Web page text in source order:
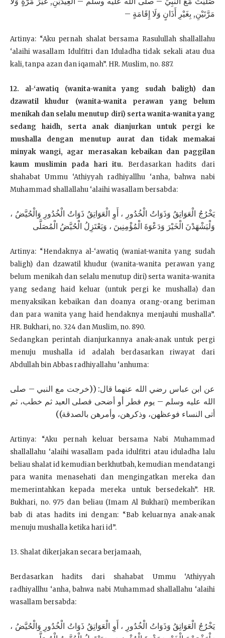
مَرَّتَيْنِ, بِغَيْرِ أَذَانٍ وَلَا إِقَامَةٍ –
Artinya: “Aku pernah shalat bersama Rasulullah shallallahu
‘alaihi wasallam Idulfitri dan Iduladha tidak sekali atau dua
kali, tanpa azan dan iqamah”. HR. Muslim, no. 887.
12. al-‘awatiq (wanita-wanita yang sudah baligh) dan
dzawatil khudur (wanita-wanita perawan yang belum
menikah dan selalu menutup diri) serta wanita-wanita yang
sedang haidh, serta anak dianjurkan untuk pergi ke
mushalla dengan menutup aurat dan tidak memakai
minyak wangi, agar merasakan kebaikan dan paggilan
kaum muslimin pada hari itu. Berdasarkan hadits dari
shahabat Ummu ‘Athiyyah radhiyallhu ‘anha, bahwa nabi
Muhammad shallallahu ‘alaihi wasallam bersabda:
يَخْرُجُ الْعَوَاتِقُ وَذَوَاتُ الْخُدُورِ ، أَوِ الْعَوَاتِقُ ذَوَاتُ الْخُدُورِ وَالْحُيَّضُ ،
وَلْيَشْهَدْنَ الْخَيْرَ وَدَعْوَةَ الْمُؤْمِنِينَ ، وَيَعْتَزِلُ الْحُيَّضُ الْمُصَلَّى
Artinya: “Hendaknya al-‘awatiq (waniat-wanita yang sudah
baligh) dan dzawatil khudur (wanita-wanita perawan yang
belum menikah dan selalu menutup diri) serta wanita-wanita
yang sedang haid keluar (untuk pergi ke mushalla) dan
menyaksikan kebaikan dan doanya orang-orang beriman
dan para wanita yang haid hendaknya menjauhi mushalla”.
HR. Bukhari, no. 324 dan Muslim, no. 890.
Sedangkan perintah dianjurkannya anak-anak untuk pergi
menuju mushalla id adalah berdasarkan riwayat dari
Abdullah bin Abbas radhiyallahu ‘anhuma:
عن ابن عباس رضي الله عنهما قال: ((خرجت مع النبي – صلى
الله عليه وسلم – يوم فطر أو أضحى فصلى العيد ثم خطب، ثم
أتى النساء فوعظهن، وذكرهن، وأمرهن بالصدقة))
Artinya: “Aku pernah keluar bersama Nabi Muhammad
shallallahu ‘alaihi wasallam pada idulfitri atau iduladha lalu
beliau shalat id kemudian berkhutbah, kemudian mendatangi
para wanita menasehati dan mengingatkan mereka dan
memerintahkan kepada mereka untuk bersedekah”. HR.
Bukhari, no. 975 dan beliau (Imam Al Bukhari) memberikan
bab di atas hadits ini dengan: “Bab keluarnya anak-anak
menuju mushalla ketika hari id”.
13. Shalat dikerjakan secara berjamaah,
Berdasarkan hadits dari shahabat Ummu ‘Athiyyah
radhiyallhu ‘anha, bahwa nabi Muhammad shallallahu ‘alaihi
wasallam bersabda:
يَخْرُجُ الْعَوَاتِقُ وَذَوَاتُ الْخُدُورِ ، أَوِ الْعَوَاتِقُ ذَوَاتُ الْخُدُورِ وَالْحُيَّضُ ،